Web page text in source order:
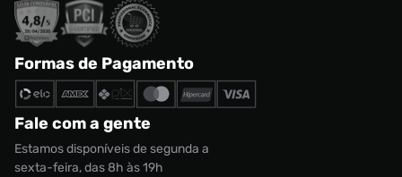
Formas de Pagamento
Fale com a gente
Estamos disponíveis de segunda a
sexta-feira, das 8h às 19h